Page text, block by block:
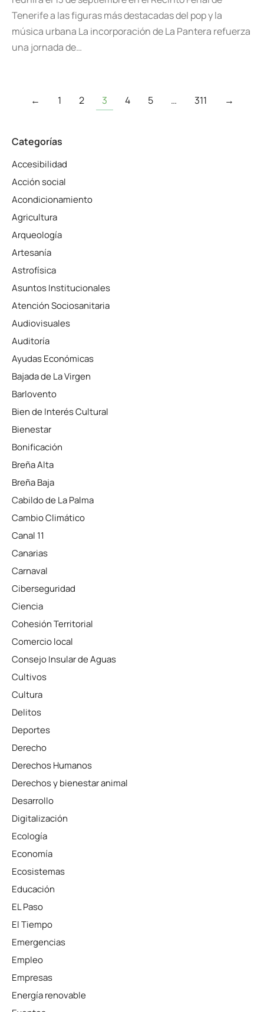
Tenerife a las figuras más destacadas del pop y la
música urbana La incorporación de La Pantera refuerza
una jornada de…
← 1 2 3 4 5 … 311 →
Categorías
Accesibilidad
Acción social
Acondicionamiento
Agricultura
Arqueología
Artesanía
Astrofísica
Asuntos Institucionales
Atención Sociosanitaria
Audiovisuales
Auditoría
Ayudas Económicas
Bajada de La Virgen
Barlovento
Bien de Interés Cultural
Bienestar
Bonificación
Breña Alta
Breña Baja
Cabildo de La Palma
Cambio Climático
Canal 11
Canarias
Carnaval
Ciberseguridad
Ciencia
Cohesión Territorial
Comercio local
Consejo Insular de Aguas
Cultivos
Cultura
Delitos
Deportes
Derecho
Derechos Humanos
Derechos y bienestar animal
Desarrollo
Digitalización
Ecología
Economía
Ecosistemas
Educación
EL Paso
El Tiempo
Emergencias
Empleo
Empresas
Energía renovable